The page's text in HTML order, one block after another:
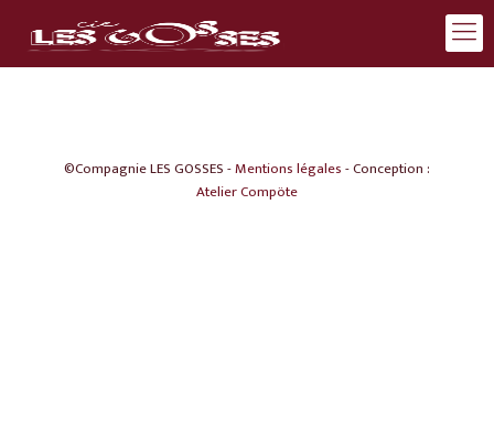
©Compagnie LES GOSSES -Mentions légales- Conception :
Atelier Compöte